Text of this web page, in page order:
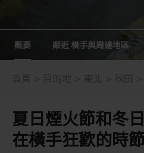
概要 鄰近 橫手與周邊地區
夏日煙火節和冬
在橫手狂歡的時節